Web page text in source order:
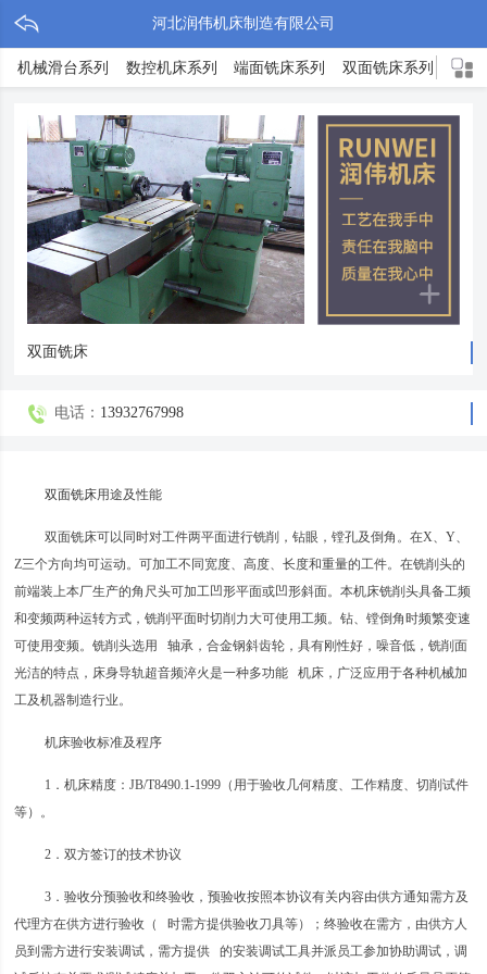
河北润伟机床制造有限公司
机械滑台系列 数控机床系列 端面铣床系列 双面铣床系列 TX
双面铣床
电话： 13932767998
双面铣床用途及性能
双面铣床可以同时对工件两平面进行铣削，钻眼，镗孔及倒角。在X、Y、
Z三个方向均可运动。可加工不同宽度、高度、长度和重量的工件。在铣削头的
前端装上本厂生产的角尺头可加工凹形平面或凹形斜面。本机床铣削头具备工频
和变频两种运转方式，铣削平面时切削力大可使用工频。钻、镗倒角时频繁变速
可使用变频。铣削头选用 轴承，合金钢斜齿轮，具有刚性好，噪音低，铣削面
光洁的特点，床身导轨超音频淬火是一种多功能 机床，广泛应用于各种机械加
工及机器制造行业。
机床验收标准及程序
1．机床精度：JB/T8490.1-1999（用于验收几何精度、工作精度、切削试件
等）。
2．双方签订的技术协议
3．验收分预验收和终验收，预验收按照本协议有关内容由供方通知需方及
代理方在供方进行验收（ 时需方提供验收刀具等）；终验收在需方，由供方人
员到需方进行安装调试，需方提供 的安装调试工具并派员工参加协助调试，调